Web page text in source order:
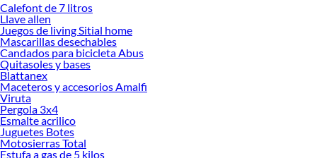
Desde remodelaciones hasta proyectos de decoración, estamos aquí para hacer
tus ideas realidad. ¡Visítanos y encuentra todo lo que tenemos para ofrecerte en
Rejilla de Desague!
Explora la variedad de productos de Rejilla de Desague en Sodimac
Herramientas, materiales y accesorios de calidad para tus proyectos y
renovación de espacios. ¡Visítanos y descubre todo lo que tenemos para
ofrecerte!
Encuentra una amplia variedad de productos de Rejilla de Desague en Sodimac.
Encuentra todo lo necesario para tus proyectos de renovación y decoración.
¡Visítanos y haz tus ideas realidad!
Calefont de 7 litros
Llave allen
Juegos de living Sitial home
Mascarillas desechables
Candados para bicicleta Abus
Quitasoles y bases
Blattanex
Maceteros y accesorios Amalfi
Viruta
Pergola 3x4
Esmalte acrilico
Juguetes Botes
Motosierras Total
Estufa a gas de 5 kilos